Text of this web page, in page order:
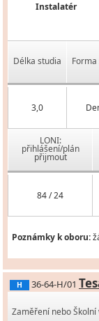
Instalatér
Délka studia
3,0
LONI:
přihlášení/plán
přijmout
84 / 24
Poznámky k oboru:
H 36-64-H/01
Zaměření nebo Školní